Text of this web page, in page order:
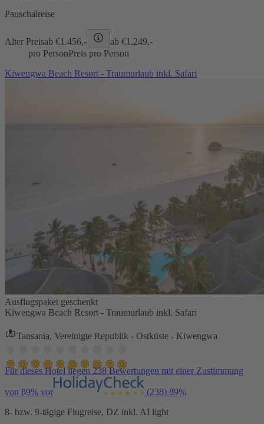
Pauschalreise
Alter Preisab €1.456,- ab €1.249,-
pro PersonPreis pro Person
Kiwengwa Beach Resort - Traumurlaub inkl. Safari
Ausflugspaket geschenkt
Kiwengwa Beach Resort - Traumurlaub inkl. Safari
Tansania, Vereinigte Republik - Ostküste - Kiwengwa
Für dieses Hotel liegen 238 Bewertungen mit einer Zustimmung
von 89% vor (238) 89%
8- bzw. 9-tägige Flugreise, DZ inkl. AI light